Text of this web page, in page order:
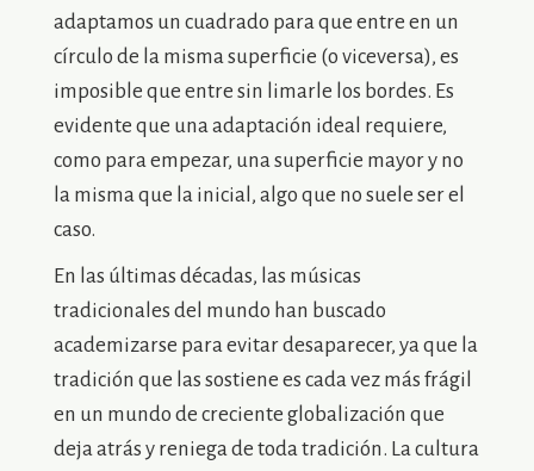
adaptamos un cuadrado para que entre en un
círculo de la misma superficie (o viceversa), es
imposible que entre sin limarle los bordes. Es
evidente que una adaptación ideal requiere,
como para empezar, una superficie mayor y no
la misma que la inicial, algo que no suele ser el
caso.
En las últimas décadas, las músicas
tradicionales del mundo han buscado
academizarse para evitar desaparecer, ya que la
tradición que las sostiene es cada vez más frágil
en un mundo de creciente globalización que
deja atrás y reniega de toda tradición. La cultura